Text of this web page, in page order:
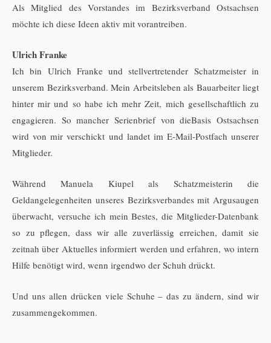
Als Mitglied des Vorstandes im Bezirksverband Ostsachsen
möchte ich diese Ideen aktiv mit vorantreiben.
Ulrich Franke
Ich bin Ulrich Franke und stellvertretender Schatzmeister in
unserem Bezirksverband. Mein Arbeitsleben als Bauarbeiter liegt
hinter mir und so habe ich mehr Zeit, mich gesellschaftlich zu
engagieren. So mancher Serienbrief von dieBasis Ostsachsen
wird von mir verschickt und landet im E-Mail-Postfach unserer
Mitglieder.
Während Manuela Kiupel als Schatzmeisterin die
Geldangelegenheiten unseres Bezirksverbandes mit Argusaugen
überwacht, versuche ich mein Bestes, die Mitglieder-Datenbank
so zu pflegen, dass wir alle zuverlässig erreichen, damit sie
zeitnah über Aktuelles informiert werden und erfahren, wo intern
Hilfe benötigt wird, wenn irgendwo der Schuh drückt.
Und uns allen drücken viele Schuhe – das zu ändern, sind wir
zusammengekommen.